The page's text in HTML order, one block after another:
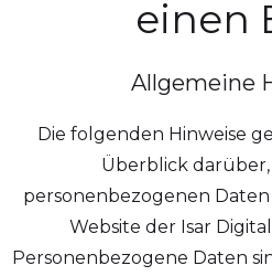
einen
Allgemeine
Die folgenden Hinweise
Überblick
personenbezogenen Daten
Website der Isar
Personenbezogene Daten